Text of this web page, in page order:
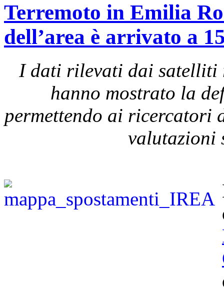
Terremoto in Emilia
dell’area è arrivato a
I dati rilevati dai satelliti
hanno mostrato la
permettendo ai ricercatori
valutazioni